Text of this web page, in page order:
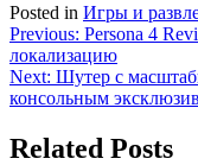
Posted in Игры и
Навигация
по
записям
Previous: Persona 4
локализацию
Next: Шутер с
консольным
Related Posts